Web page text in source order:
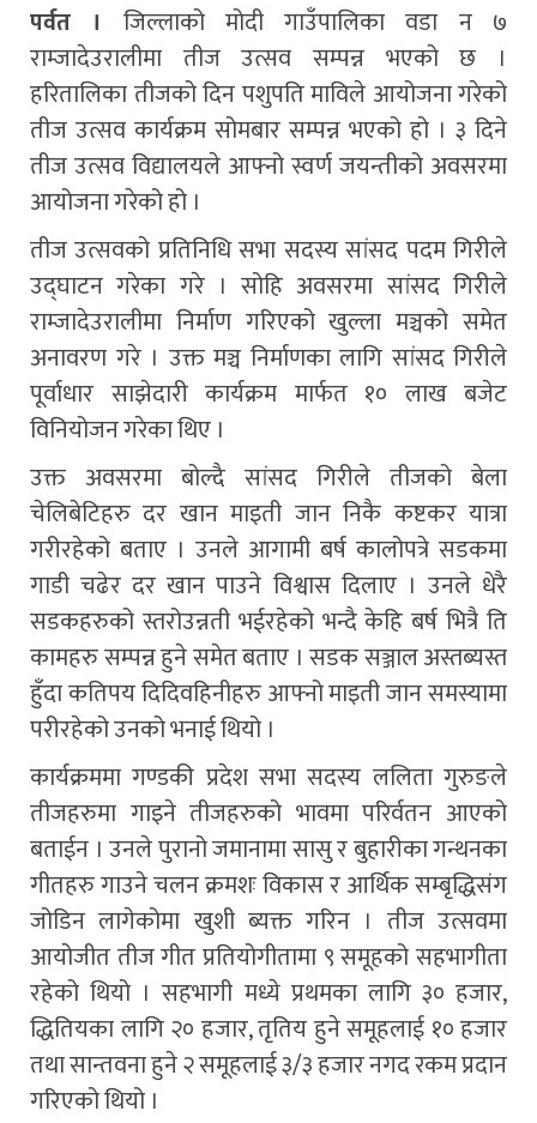
पर्वत । जिल्लाको मोदी गाउँपालिका वडा न ७
राम्जादेउरालीमा तीज उत्सव सम्पन्न भएको छ ।
हरितालिका तीजको दिन पशुपति माविले आयोजना गरेको
तीज उत्सव कार्यक्रम सोमबार सम्पन्न भएको हो । ३ दिने
तीज उत्सव विद्यालयले आफ्नो स्वर्ण जयन्तीको अवसरमा
आयोजना गरेको हो ।
तीज उत्सवको प्रतिनिधि सभा सदस्य सांसद पदम गिरीले
उद्घाटन गरेका गरे । सोहि अवसरमा सांसद गिरीले
राम्जादेउरालीमा निर्माण गरिएको खुल्ला मञ्चको समेत
अनावरण गरे । उक्त मञ्च निर्माणका लागि सांसद गिरीले
पूर्वाधार साझेदारी कार्यक्रम मार्फत १० लाख बजेट
विनियोजन गरेका थिए ।
उक्त अवसरमा बोल्दै सांसद गिरीले तीजको बेला
चेलिबेटिहरु दर खान माइती जान निकै कष्टकर यात्रा
गरीरहेको बताए । उनले आगामी बर्ष कालोपत्रे सडकमा
गाडी चढेर दर खान पाउने विश्वास दिलाए । उनले धेरै
सडकहरुको स्तरोउन्नती भईरहेको भन्दै केहि बर्ष भित्रै ति
कामहरु सम्पन्न हुने समेत बताए । सडक सञ्जाल अस्तब्यस्त
हुँदा कतिपय दिदिवहिनीहरु आफ्नो माइती जान समस्यामा
परीरहेको उनको भनाई थियो ।
कार्यक्रममा गण्डकी प्रदेश सभा सदस्य ललिता गुरुङले
तीजहरुमा गाइने तीजहरुको भावमा परिर्वतन आएको
बताईन । उनले पुरानो जमानामा सासु र बुहारीका गन्थनका
गीतहरु गाउने चलन क्रमशः विकास र आर्थिक सम्बृद्धिसंग
जोडिन लागेकोमा खुशी ब्यक्त गरिन । तीज उत्सवमा
आयोजीत तीज गीत प्रतियोगीतामा ९ समूहको सहभागीता
रहेको थियो । सहभागी मध्ये प्रथमका लागि ३० हजार,
द्धितियका लागि २० हजार, तृतिय हुने समूहलाई १० हजार
तथा सान्तवना हुने २ समूहलाई ३/३ हजार नगद रकम प्रदान
गरिएको थियो ।